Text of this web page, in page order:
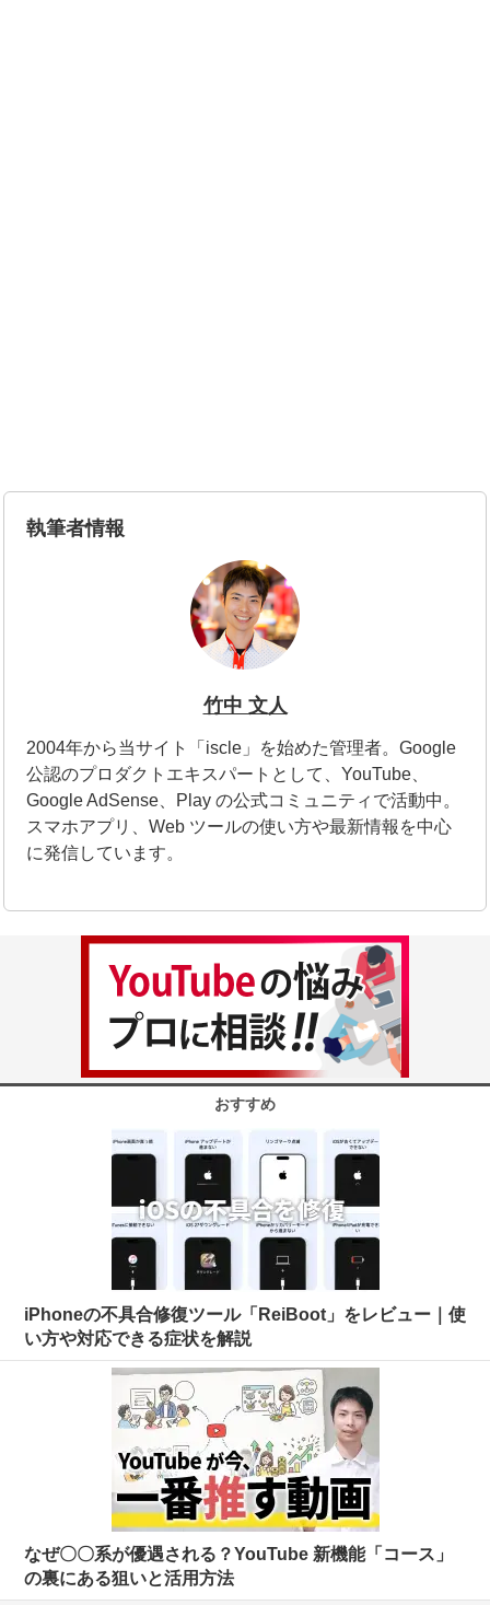
執筆者情報
竹中 文人
2004年から当サイト「iscle」を始めた管理者。Google
公認のプロダクトエキスパートとして、YouTube、
Google AdSense、Play の公式コミュニティで活動中。
スマホアプリ、Web ツールの使い方や最新情報を中心
に発信しています。
おすすめ
iPhoneの不具合修復ツール「ReiBoot」をレビュー｜使
い方や対応できる症状を解説
なぜ〇〇系が優遇される？YouTube 新機能「コース」
の裏にある狙いと活用方法